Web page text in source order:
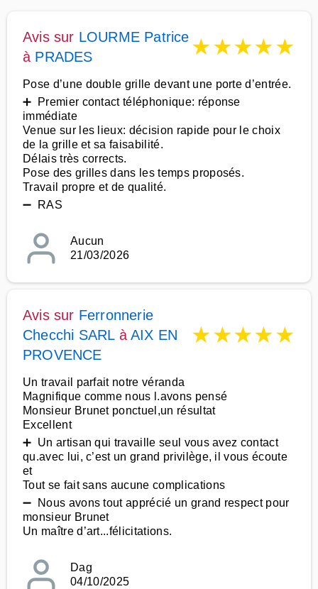
Avis sur LOURME Patrice
à PRADES ★★★★★
Pose d’une double grille devant une porte d’entrée.
➕ Premier contact téléphonique: réponse
immédiate
Venue sur les lieux: décision rapide pour le choix
de la grille et sa faisabilité.
Délais très corrects.
Pose des grilles dans les temps proposés.
Travail propre et de qualité.
➖ RAS
Aucun
21/03/2026
Avis sur Ferronnerie
Checchi SARLàAIX EN
PROVENCE
★★★★★
Un travail parfait notre véranda
Magnifique comme nous l.avons pensé
Monsieur Brunet ponctuel,un résultat
Excellent
➕ Un artisan qui travaille seul vous avez contact
qu.avec lui, c’est un grand privilège, il vous écoute
et
Tout se fait sans aucune complications
➖ Nous avons tout apprécié un grand respect pour
monsieur Brunet
Un maître d’art...félicitations.
Dag
04/10/2025